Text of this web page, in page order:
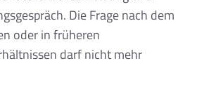
Die Frage nach dem
oder in früheren
darf nicht mehr